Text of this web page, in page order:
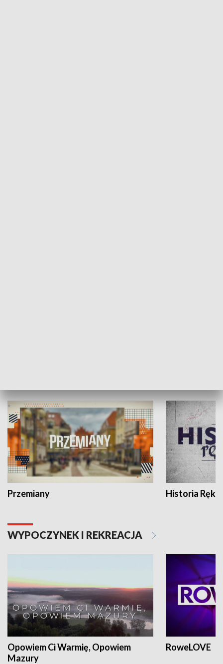
Przemiany Historia Ręką
WYPOCZYNEK I REKREACJA
Opowiem Ci Warmię, Opowiem
Mazury
RoweLOVE